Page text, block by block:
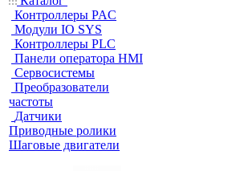
Контроллеры PAC
Модули IO SYS
Контроллеры PLC
Панели оператора HMI
Сервосистемы
Преобразователи
частоты
Датчики
Приводные ролики
Шаговые двигатели